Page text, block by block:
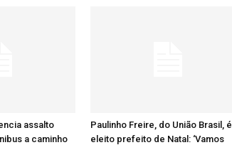
assalto
a caminho
Paulinho Freire, do União Brasil, é
eleito prefeito de Natal: ‘Vamos